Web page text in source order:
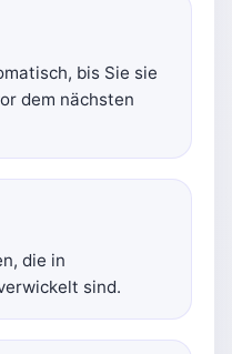
bis Sie sie
dem nächsten
die in
sind.